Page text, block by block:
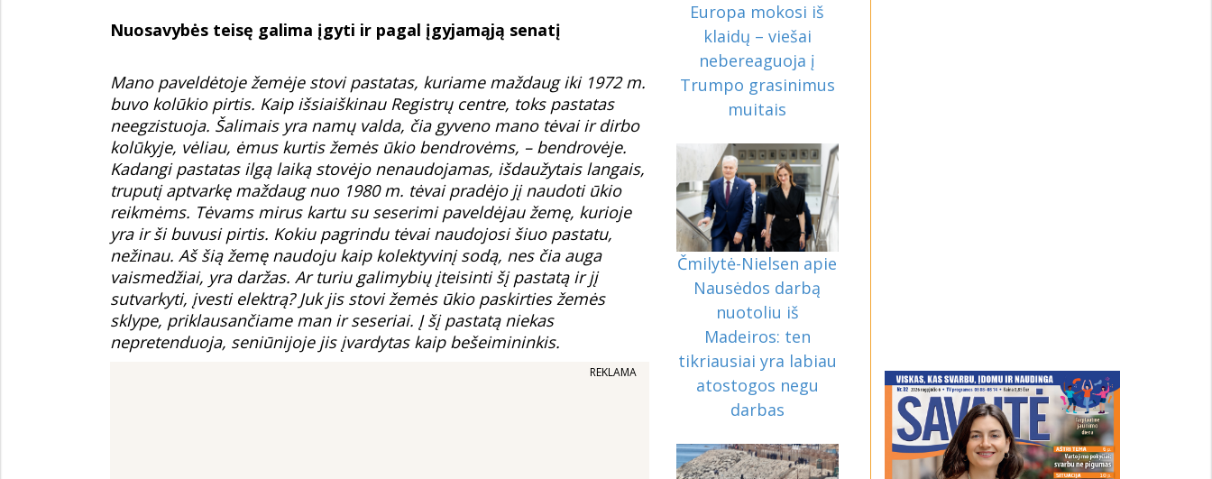
Nuosavybės teisę galima įgyti ir pagal įgyjamąją senatį
Mano paveldėtoje žemėje stovi pastatas, kuriame maždaug iki 1972 m.
buvo kolūkio pirtis. Kaip išsiaiškinau Registrų centre, toks pastatas
neegzistuoja. Šalimais yra namų valda, čia gyveno mano tėvai ir dirbo
kolūkyje, vėliau, ėmus kurtis žemės ūkio bendrovėms, – bendrovėje.
Kadangi pastatas ilgą laiką stovėjo nenaudojamas, išdaužytais langais,
truputį aptvarkę maždaug nuo 1980 m. tėvai pradėjo jį naudoti ūkio
reikmėms. Tėvams mirus kartu su seserimi paveldėjau žemę, kurioje
yra ir ši buvusi pirtis. Kokiu pagrindu tėvai naudojosi šiuo pastatu,
nežinau. Aš šią žemę naudoju kaip kolektyvinį sodą, nes čia auga
vaismedžiai, yra daržas. Ar turiu galimybių įteisinti šį pastatą ir jį
sutvarkyti, įvesti elektrą? Juk jis stovi žemės ūkio paskirties žemės
sklype, priklausančiame man ir seseriai. Į šį pastatą niekas
nepretenduoja, seniūnijoje jis įvardytas kaip bešeimininkis.
REKLAMA
Europa mokosi iš
klaidų – viešai
nebereaguoja į
Trumpo grasinimus
muitais
Čmilytė-Nielsen apie
Nausėdos darbą
nuotoliu iš
Madeiros: ten
tikriausiai yra labiau
atostogos negu
darbas